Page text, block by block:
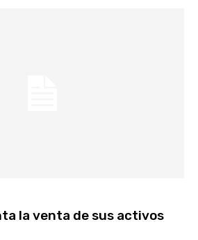
la venta de sus activos